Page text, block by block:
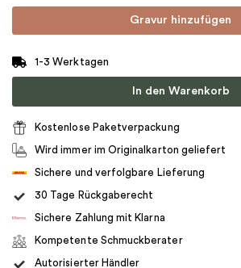
Gravur hinzufügen
1-3 Werktagen
In den Warenkorb
Kostenlose Paketverpackung
Wird immer im Originalkarton geliefert
Sichere und verfolgbare Lieferung
30 Tage Rückgaberecht
Sichere Zahlung mit Klarna
Kompetente Schmuckberater
Autorisierter Händler